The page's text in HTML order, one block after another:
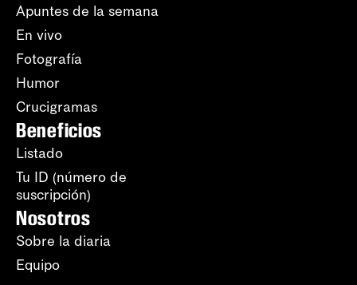
Apuntes de la semana
En vivo
Fotografía
Humor
Crucigramas
Beneficios
Listado
Tu ID (número de
suscripción)
Nosotros
Sobre la diaria
Equipo